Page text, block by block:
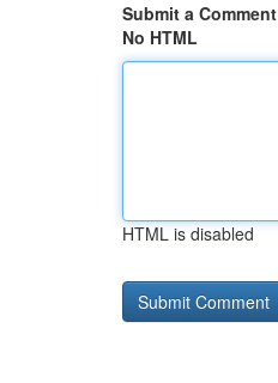
Submit a Comment
No HTML
HTML is disabled